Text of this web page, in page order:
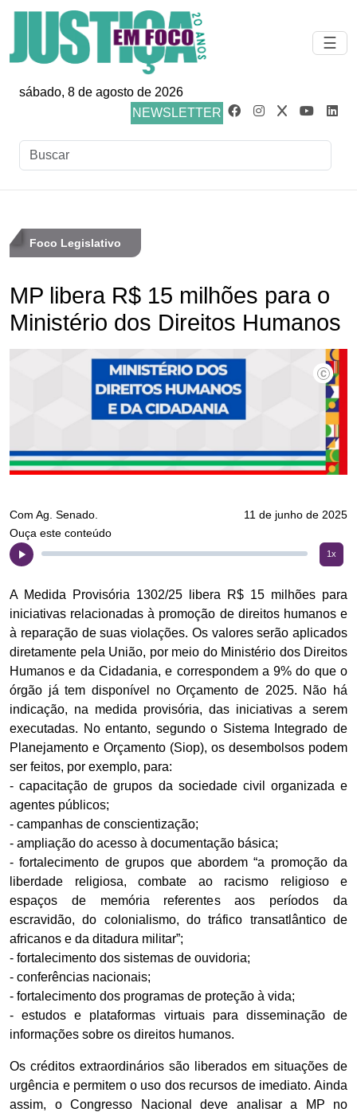
☰
sábado, 8 de agosto de 2026
NEWSLETTER
Foco Legislativo
MP libera R$ 15 milhões para o
Ministério dos Direitos Humanos
Com Ag. Senado.
11 de junho de 2025
Ouça este conteúdo
1x
A Medida Provisória 1302/25 libera R$ 15 milhões para
iniciativas relacionadas à promoção de direitos humanos e
à reparação de suas violações. Os valores serão aplicados
diretamente pela União, por meio do Ministério dos Direitos
Humanos e da Cidadania, e correspondem a 9% do que o
órgão já tem disponível no Orçamento de 2025. Não há
indicação, na medida provisória, das iniciativas a serem
executadas. No entanto, segundo o Sistema Integrado de
Planejamento e Orçamento (Siop), os desembolsos podem
ser feitos, por exemplo, para:
- capacitação de grupos da sociedade civil organizada e
agentes públicos;
- campanhas de conscientização;
- ampliação do acesso à documentação básica;
- fortalecimento de grupos que abordem “a promoção da
liberdade religiosa, combate ao racismo religioso e
espaços de memória referentes aos períodos da
escravidão, do colonialismo, do tráfico transatlântico de
africanos e da ditadura militar”;
- fortalecimento dos sistemas de ouvidoria;
- conferências nacionais;
- fortalecimento dos programas de proteção à vida;
- estudos e plataformas virtuais para disseminação de
informações sobre os direitos humanos.
Os créditos extraordinários são liberados em situações de
urgência e permitem o uso dos recursos de imediato. Ainda
assim, o Congresso Nacional deve analisar a MP no